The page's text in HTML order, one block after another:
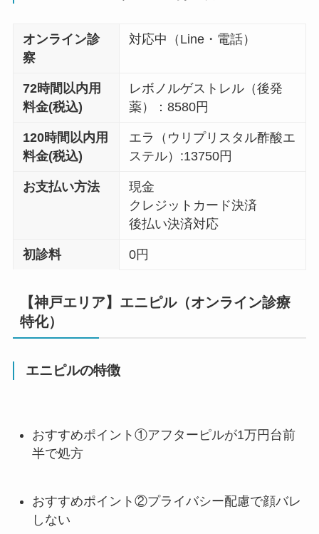
オンライン診
察
対応中（Line・電話）
72時間以内用
料金(税込)
レボノルゲストレル（後発
薬）：8580円
120時間以内用
料金(税込)
エラ（ウリプリスタル酢酸エ
ステル）:13750円
お支払い方法
現金
クレジットカード決済
後払い決済対応
初診料 0円
【神戸エリア】エニピル（オンライン診療
特化）
エニピルの特徴
おすすめポイント①アフターピルが1万円台前
半で処方
おすすめポイント②プライバシー配慮で顔バレ
しない